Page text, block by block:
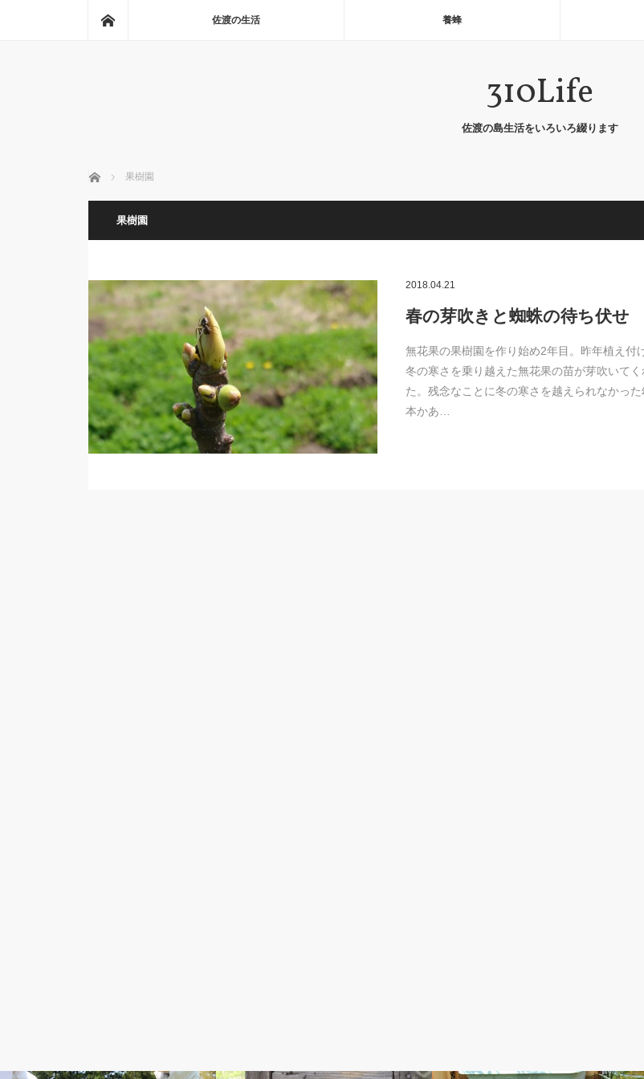
佐渡の生活 養蜂
310Life
佐渡の島生活をいろいろ綴ります
ホーム 果樹園
果樹園
2018.04.21
春の芽吹きと蜘蛛の待ち伏せ
無花果の果樹園を作り始め2年目。昨年植え付
冬の寒さを乗り越えた無花果の苗が芽吹いてく
た。残念なことに冬の寒さを越えられなかっ
本かあ…